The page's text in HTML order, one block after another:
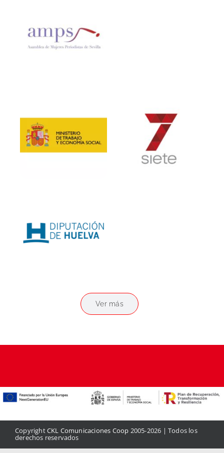
Ver más
CopyrightCKL Comunicaciones Coop 2005-2026 | Todos los
derechos reservados
Aviso legal|Política de privacidad|Política de cookies|